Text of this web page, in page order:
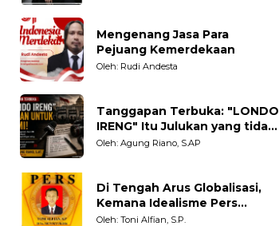
Mengenang Jasa Para
Pejuang Kemerdekaan
Oleh: Rudi Andesta
Tanggapan Terbuka: "LONDO
IRENG" Itu Julukan yang tidak
Adil untuk Wartawan,
Oleh: Agung Riano, S.AP
Di Tengah Arus Globalisasi,
Kemana Idealisme Pers
Berpihak?
Oleh: Toni Alfian, S.P.